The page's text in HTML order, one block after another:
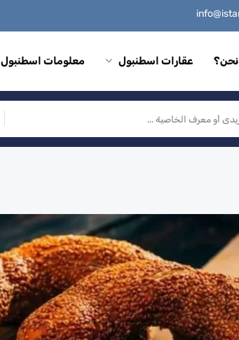
عقارات اسطنبول معلومات اسطنبول